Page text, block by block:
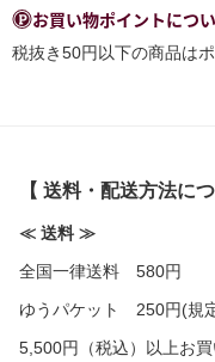
お買い物ポイントにつ
税抜き50円以下の商品は
【 送料・配送方法につ
≪ 送料 ≫
全国一律送料 580円
ゆうパケット 250円(規
5,500円（税込）以上お